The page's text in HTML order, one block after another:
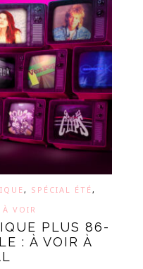
, SPÉCIAL ÉTÉ,
À VOIR
PLUS 86-
: À VOIR À